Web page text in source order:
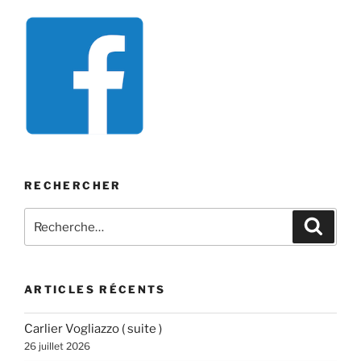
RECHERCHER
pour
ARTICLES RÉCENTS
Carlier Vogliazzo ( suite )
26 juillet 2026